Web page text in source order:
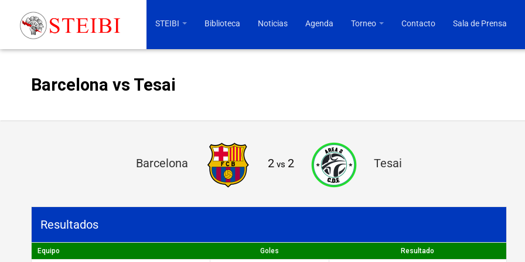
STEIBI Biblioteca Noticias Agenda Torneo Contacto Sala de Prensa
Barcelona vs Tesai
c
l
Barcelona 2 vs 2 Tesai
Resultados
Equipo Goles Resultado